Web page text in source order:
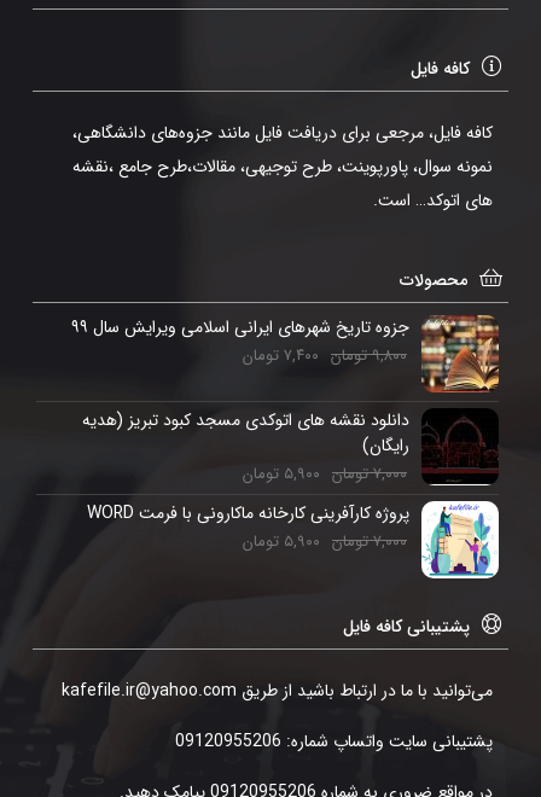
کافه فایل
کافه فایل، مرجعی برای دریافت فایل مانند جزوه‌های دانشگاهی،
نمونه سوال، پاورپوینت، طرح توجیهی، مقالات،طرح جامع ،نقشه
های اتوکد… است.
محصولات
جزوه تاریخ شهرهای ایرانی اسلامی ویرایش سال ۹۹
۹,۸۰۰تومان ۷,۴۰۰تومان
دانلود نقشه های اتوکدی مسجد کبود تبریز (هدیه
رایگان)
۷,۰۰۰تومان ۵,۹۰۰ تومان
پروژه کارآفرینی کارخانه ماکارونی با فرمت WORD
۷,۰۰۰تومان ۵,۹۰۰ تومان
پشتیبانی کافه فایل
می‌توانید با ما در ارتباط باشید از طریق kafefile.ir@yahoo.com
پشتیبانی سایت واتساپ شماره: 09120955206